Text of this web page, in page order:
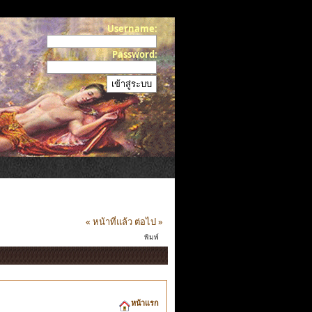
Username:
Password:
« หน้าที่แล้ว ต่อไป »
พิมพ์
หน้าแรก